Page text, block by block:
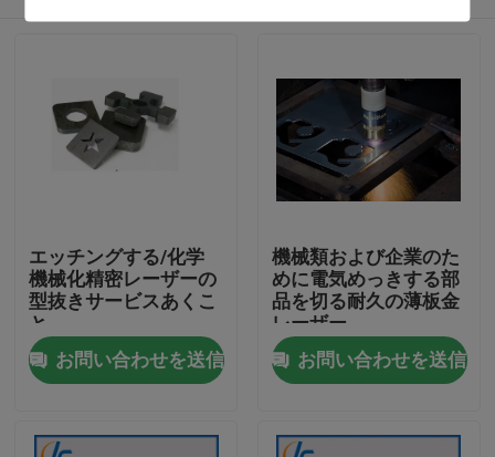
エッチングする/化学
機械化精密レーザーの
型抜きサービスあくこ
と
お問い合わせを送信
機械類および企業のた
めに電気めっきする部
品を切る耐久の薄板金
レーザー
お問い合わせを送信